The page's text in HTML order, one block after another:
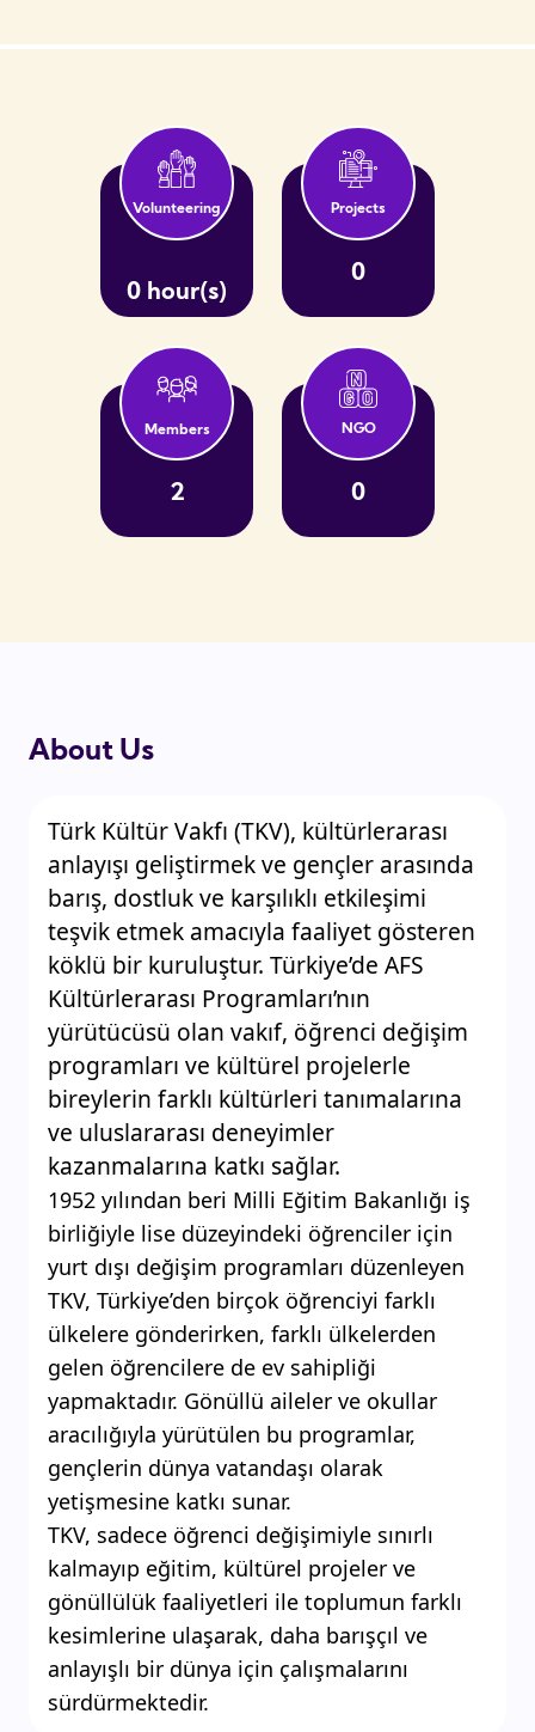
Volunteering
0 hour(s)
Projects
0
Members
2
NGO
0
About Us
Türk Kültür Vakfı (TKV), kültürlerarası
anlayışı geliştirmek ve gençler arasında
barış, dostluk ve karşılıklı etkileşimi
teşvik etmek amacıyla faaliyet gösteren
köklü bir kuruluştur. Türkiye’de AFS
Kültürlerarası Programları’nın
yürütücüsü olan vakıf, öğrenci değişim
programları ve kültürel projelerle
bireylerin farklı kültürleri tanımalarına
ve uluslararası deneyimler
kazanmalarına katkı sağlar.
1952 yılından beri Milli Eğitim Bakanlığı iş
birliğiyle lise düzeyindeki öğrenciler için
yurt dışı değişim programları düzenleyen
TKV, Türkiye’den birçok öğrenciyi farklı
ülkelere gönderirken, farklı ülkelerden
gelen öğrencilere de ev sahipliği
yapmaktadır. Gönüllü aileler ve okullar
aracılığıyla yürütülen bu programlar,
gençlerin dünya vatandaşı olarak
yetişmesine katkı sunar.
TKV, sadece öğrenci değişimiyle sınırlı
kalmayıp eğitim, kültürel projeler ve
gönüllülük faaliyetleri ile toplumun farklı
kesimlerine ulaşarak, daha barışçıl ve
anlayışlı bir dünya için çalışmalarını
sürdürmektedir.